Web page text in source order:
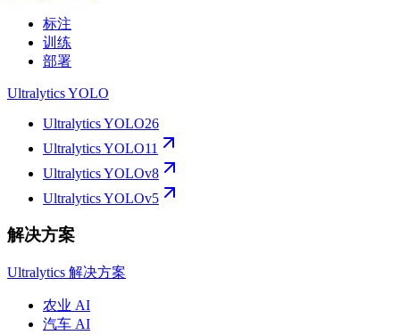
标注
训练
部署
Ultralytics YOLO
Ultralytics YOLO26
Ultralytics YOLO11
Ultralytics YOLOv8
Ultralytics YOLOv5
解决方案
Ultralytics 解决方案
农业 AI
汽车 AI